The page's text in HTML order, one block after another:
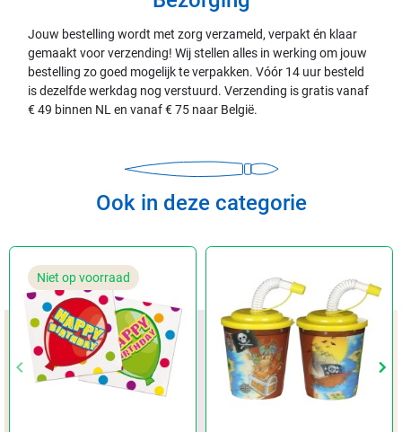
Vorige
keyboard_arrow_left keyboard_arrow_right
Jouw bestelling wordt met zorg verzameld, verpakt én klaar
gemaakt voor verzending! Wij stellen alles in werking om jouw
bestelling zo goed mogelijk te verpakken. Vóór 14 uur besteld
is dezelfde werkdag nog verstuurd. Verzending is gratis vanaf
€ 49 binnen NL en vanaf € 75 naar België.
Ook in deze categorie
Vorige
keyboard_arrow_left keyboard_arrow_right
Niet op voorraad